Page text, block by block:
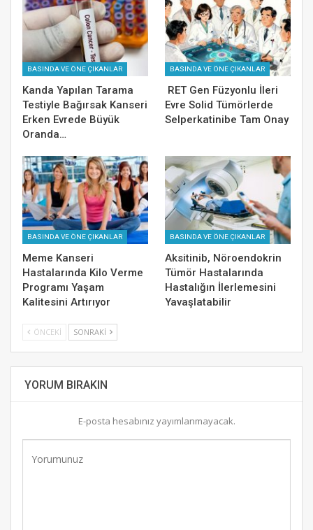
BASINDA VE ÖNE ÇIKANLAR
Kanda Yapılan Tarama
Testiyle Bağırsak Kanseri
Erken Evrede Büyük
Oranda…
BASINDA VE ÖNE ÇIKANLAR
RET Gen Füzyonlu İleri
Evre Solid Tümörlerde
Selperkatinibe Tam Onay
BASINDA VE ÖNE ÇIKANLAR
Meme Kanseri
Hastalarında Kilo Verme
Programı Yaşam
Kalitesini Artırıyor
BASINDA VE ÖNE ÇIKANLAR
Aksitinib, Nöroendokrin
Tümör Hastalarında
Hastalığın İlerlemesini
Yavaşlatabilir
ÖNCEKI SONRAKI
YORUM BIRAKIN
E-posta hesabınız yayımlanmayacak.